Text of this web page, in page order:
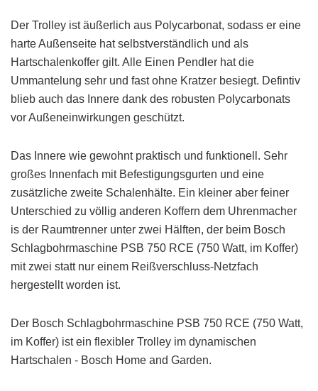
Der Trolley ist äußerlich aus Polycarbonat, sodass er eine
harte Außenseite hat selbstverständlich und als
Hartschalenkoffer gilt. Alle Einen Pendler hat die
Ummantelung sehr und fast ohne Kratzer besiegt. Defintiv
blieb auch das Innere dank des robusten Polycarbonats
vor Außeneinwirkungen geschützt.
Das Innere wie gewohnt praktisch und funktionell. Sehr
großes Innenfach mit Befestigungsgurten und eine
zusätzliche zweite Schalenhälte. Ein kleiner aber feiner
Unterschied zu völlig anderen Koffern dem Uhrenmacher
is der Raumtrenner unter zwei Hälften, der beim Bosch
Schlagbohrmaschine PSB 750 RCE (750 Watt, im Koffer)
mit zwei statt nur einem Reißverschluss-Netzfach
hergestellt worden ist.
Der Bosch Schlagbohrmaschine PSB 750 RCE (750 Watt,
im Koffer) ist ein flexibler Trolley im dynamischen
Hartschalen - Bosch Home and Garden.